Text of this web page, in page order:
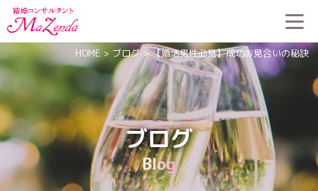
ブログ
Blog
HOME > ブログ>【婚活男性必見】成功お見合いの秘訣